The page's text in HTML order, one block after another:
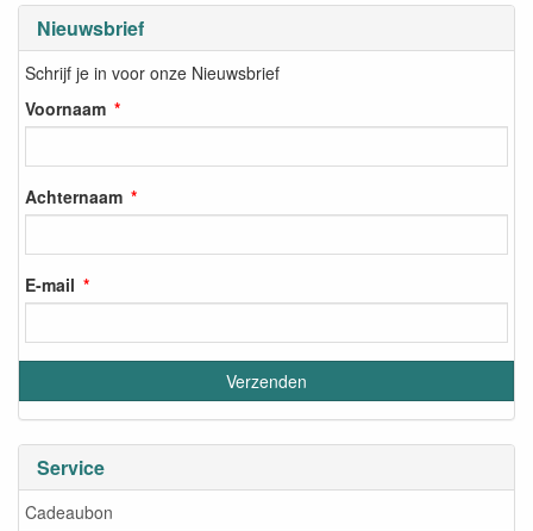
Nieuwsbrief
Schrijf je in voor onze Nieuwsbrief
Voornaam
Achternaam
E-mail
Service
Cadeaubon